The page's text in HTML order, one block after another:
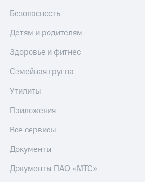
Безопасность
Детям и родителям
Здоровье и фитнес
Семейная группа
Утилиты
Приложения
Все сервисы
Документы
Документы ПАО «МТС»